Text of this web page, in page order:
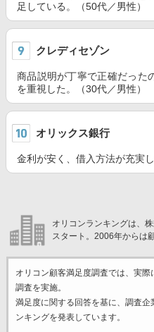
足している。（50代／男性）
クレディセゾン
商品説明が丁寧で正確だった
を重視した。（30代／男性）
オリックス銀行
金利が安く、借入方法が充実
オリコンランキングは、
スタート。2006年からは
オリコン顧客満足度調査では、実際
調査を実施。
満足度に関する回答を基に、調査企
ンキングを発表しています。